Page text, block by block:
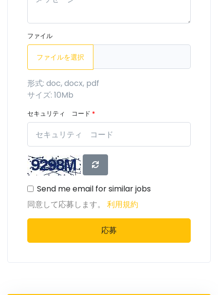
ファイル
ファイルを選択
形式: doc, docx, pdf
サイズ: 10Mb
セキュリティ コード *
Send me email for similar jobs
同意して応募します。 利用規約
応募